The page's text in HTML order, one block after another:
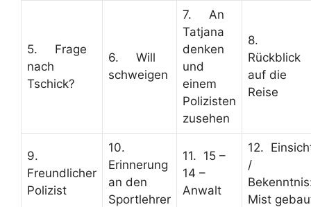
5. Frage
nach
Tschick?
6. Will
schweigen
7. An
Tatjana
denken
und
einem
Polizisten
zusehen
8.
Rückblick
auf die
Reise
9.
Freundlicher
Polizist
10.
Erinnerung
an den
Sportlehrer
11. 15 –
14 –
Anwalt
12.
/
Mist